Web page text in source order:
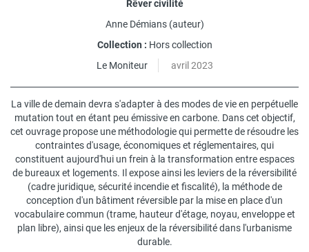
Rêver civilité
Anne Démians(auteur)
Collection : Hors collection
Le Moniteur
avril 2023
La ville de demain devra s'adapter à des modes de vie en perpétuelle
mutation tout en étant peu émissive en carbone. Dans cet objectif,
cet ouvrage propose une méthodologie qui permette de résoudre les
contraintes d'usage, économiques et réglementaires, qui
constituent aujourd'hui un frein à la transformation entre espaces
de bureaux et logements. Il expose ainsi les leviers de la réversibilité
(cadre juridique, sécurité incendie et fiscalité), la méthode de
conception d'un bâtiment réversible par la mise en place d'un
vocabulaire commun (trame, hauteur d'étage, noyau, enveloppe et
plan libre), ainsi que les enjeux de la réversibilité dans l'urbanisme
durable.